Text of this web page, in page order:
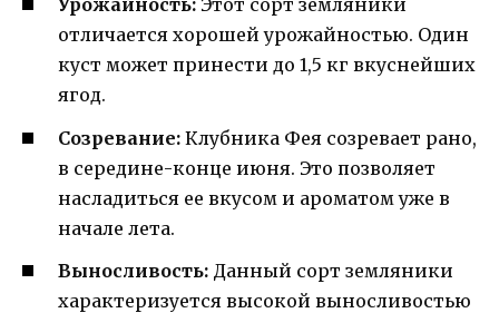
Урожайность: Этот сорт земляники
отличается хорошей урожайностью. Один
куст может принести до 1,5 кг вкуснейших
ягод.
Созревание: Клубника Фея созревает рано,
в середине-конце июня. Это позволяет
насладиться ее вкусом и ароматом уже в
начале лета.
Выносливость: Данный сорт земляники
характеризуется высокой выносливостью